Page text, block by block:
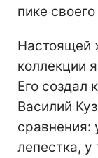
пике
Настоящей
коллекции
Его создал
Василий
сравнения:
лепестка, у